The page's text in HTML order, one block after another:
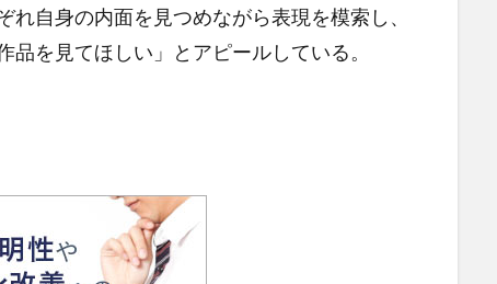
自身の内面を見つめながら表現を模索し、
を見てほしい」とアピールしている。